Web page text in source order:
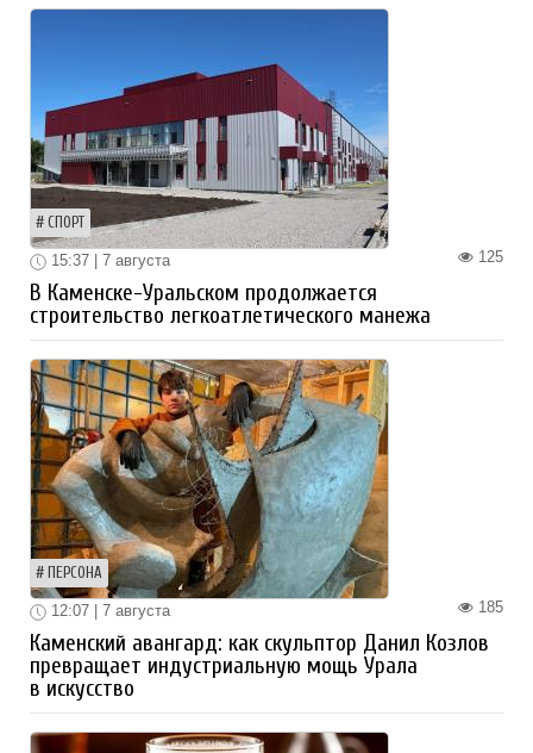
СПОРТ
125
15:37 | 7 августа
В Каменске-Уральском продолжается
строительство легкоатлетического манежа
ПЕРСОНА
185
12:07 | 7 августа
Каменский авангард: как скульптор Данил Козлов
превращает индустриальную мощь Урала
в искусство